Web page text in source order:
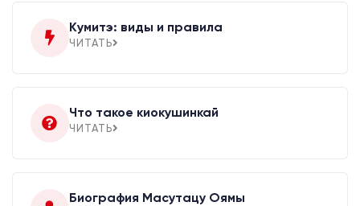
Кумитэ: виды и правила
ЧИТАТЬ
Что такое киокушинкай
ЧИТАТЬ
Биография Масутацу Оямы